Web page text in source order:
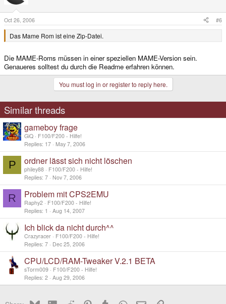
Oct 26, 2006 #6
Das Mame Rom ist eine Zip-Datei.
Die MAME-Roms müssen in einer speziellen MAME-Version sein.
Genaueres solltest du durch die Readme erfahren können.
You must log in or register to reply here.
Similar threads
gameboy frage
GiQ
F100/F200 - Hilfe!
Replies 17 May 7, 2006
P ordner lässt sich nicht löschen
philey88
F100/F200 - Hilfe!
Replies 7 Nov 7, 2006
R Problem mit CPS2EMU
Raphy2
F100/F200 - Hilfe!
Replies 1 Aug 14, 2007
Ich blick da nicht durch^^
Crazyracer
F100/F200 - Hilfe!
Replies 7 Dec 25, 2006
CPU/LCD/RAM-Tweaker V.2.1 BETA
sTorm009
F100/F200 - Hilfe!
Replies 2 Aug 29, 2006